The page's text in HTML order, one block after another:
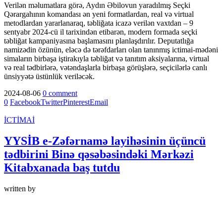
Verilən məlumatlara görə, Aydın Əbilovun yaradılmış Seçki
Qərargahının komandası ən yeni formatlardan, real və virtual
metodlardan yararlanaraq, təbliğata icazə verilən vaxtdan – 9
sentyabr 2024-cü il tarixindən etibarən, modern formada seçki
təbliğat kampaniyasına başlamasını planlaşdırılır. Deputatlığa
namizədin özünün, eləcə də tərəfdarları olan tanınmış ictimai-mədəni
simaların birbaşa iştirakıyla təbliğat və tanıtım aksiyalarına, virtual
və real tədbirlərə, vətəndaşlarla birbaşa görüşlərə, seçicilərlə canlı
ünsiyyətə üstünlük veriləcək.
2024-08-06 0 comment
0 FacebookTwitterPinterestEmail
İCTİMAİ
YYSİB e-Zəfərnamə layihəsinin üçüncü
tədbirini Binə qəsəbəsindəki Mərkəzi
Kitabxanada baş tutdu
written by